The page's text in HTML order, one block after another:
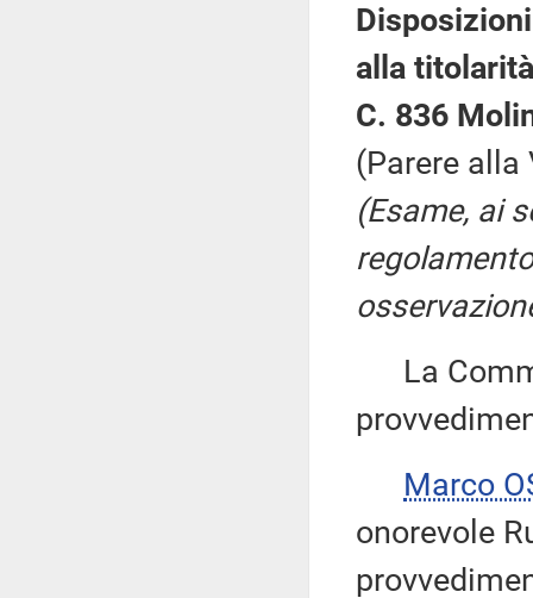
alla
C. 836
(Parere alla
(Esame, ai
La
Marco
onorevole